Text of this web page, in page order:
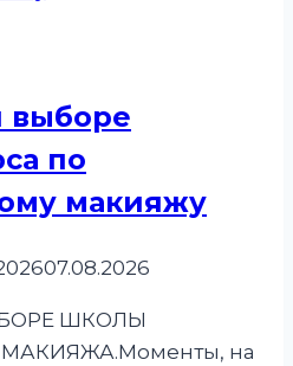
выборе
по
макияжу
07.08.2026
ШКОЛЫ
на